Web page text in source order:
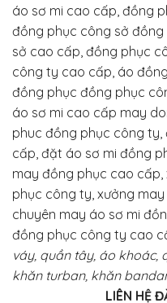
áo sơ mi cao cấp, đồng
đồng phục công sở
sở cao cấp, đồng phục
công ty cao cấp, áo
đồng phục đồng phục
áo sơ mi cao cấp may
phuc đồng phục công
cấp, đặt áo sơ mi đồng
may đồng phục cao
phục công ty, xưởng
chuyên may áo sơ mi
đồng phục công ty cao
váy, quần tây, áo khoác,
khăn turban, khăn
LIÊN HỆ